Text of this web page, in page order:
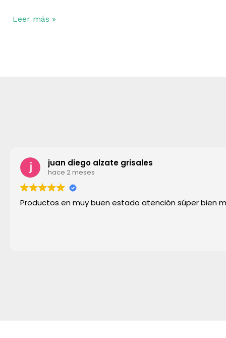
Leer más »
juan diego alzate grisales
hace 2 meses
Productos en muy buen estado atención súper bien